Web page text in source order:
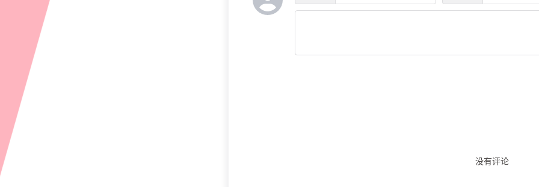
没有评论